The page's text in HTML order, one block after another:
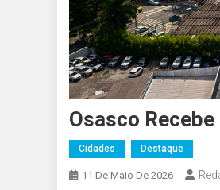
Osasco
Cidades Destaque
11 De Maio De 2026